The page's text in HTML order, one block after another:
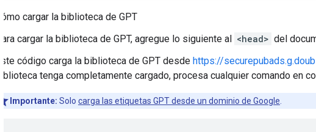
Cómo cargar la biblioteca de GPT
Para cargar la biblioteca de GPT, agregue lo siguiente al <head> del
Este código carga la biblioteca de GPT desde https://
biblioteca tenga completamente cargado, procesa cualquier comando en
Importante: Solo carga las etiquetas GPT desde un dominio de Google